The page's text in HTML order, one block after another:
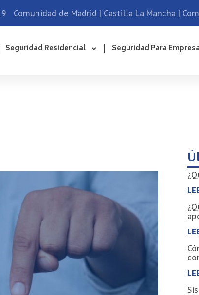
Comunidad de Madrid | Castilla La Mancha |
Seguridad Residencial Seguridad Para